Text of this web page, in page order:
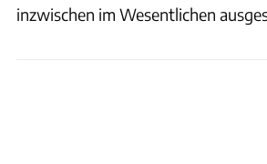
inzwischen im Wesentlichen